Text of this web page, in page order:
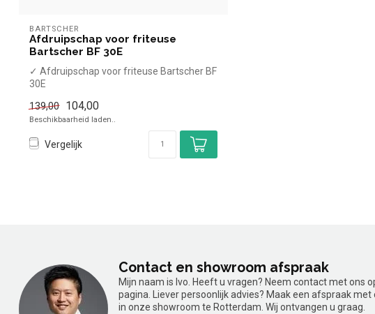
BARTSCHER
Afdruipschap voor friteuse
Bartscher BF 30E
✓ Afdruipschap voor friteuse Bartscher BF
30E
139,00 104,00
Beschikbaarheid laden..
Vergelijk
Contact en showroom afspraak
Mijn naam is Ivo. Heeft u vragen? Neem contact met ons
pagina. Liever persoonlijk advies? Maak een afspraak met
in onze showroom te Rotterdam. Wij ontvangen u graag.